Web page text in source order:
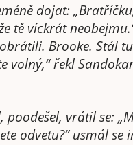
dojat:
tě víckrát
Brooke. Stál
volný,“ řekl
poodešel, vrátil se:
odvetu?“ usmál